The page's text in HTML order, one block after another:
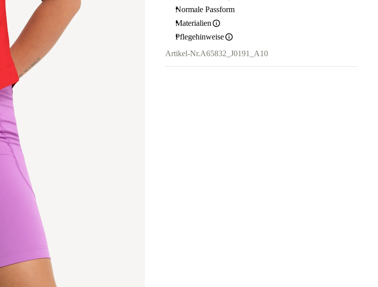
Normale Passform
Materialien
Pflegehinweise
Artikel-Nr.A65832_J0191_A10